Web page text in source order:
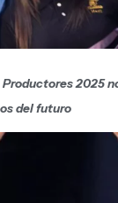
Productores 2025
del futuro